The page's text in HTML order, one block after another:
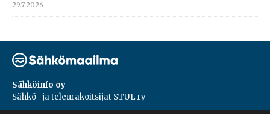
29.7.2026
Sähköinfo oy
Sähkö- ja teleurakoitsijat STUL ry